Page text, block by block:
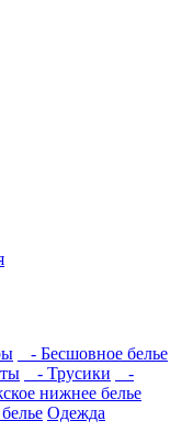
- Бесшовное белье
- Трусики
-
нижнее белье
Одежда